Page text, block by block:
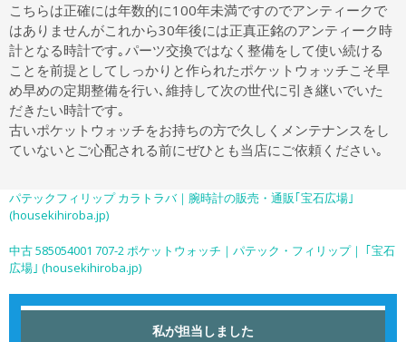
こちらは正確には年数的に100年未満ですのでアンティークで
はありませんがこれから30年後には正真正銘のアンティーク時
計となる時計です｡パーツ交換ではなく整備をして使い続ける
ことを前提としてしっかりと作られたポケットウォッチこそ早
め早めの定期整備を行い､維持して次の世代に引き継いでいた
だきたい時計です｡
古いポケットウォッチをお持ちの方で久しくメンテナンスをし
ていないとご心配される前にぜひとも当店にご依頼ください｡
パテックフィリップ カラトラバ｜腕時計の販売・通販｢宝石広場｣
(housekihiroba.jp)
中古 585054001 707-2 ポケットウォッチ｜パテック・フィリップ｜ ｢宝石
広場｣ (housekihiroba.jp)
私が担当しました